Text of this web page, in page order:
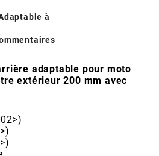
à
adaptable pour moto
extérieur 200 mm avec